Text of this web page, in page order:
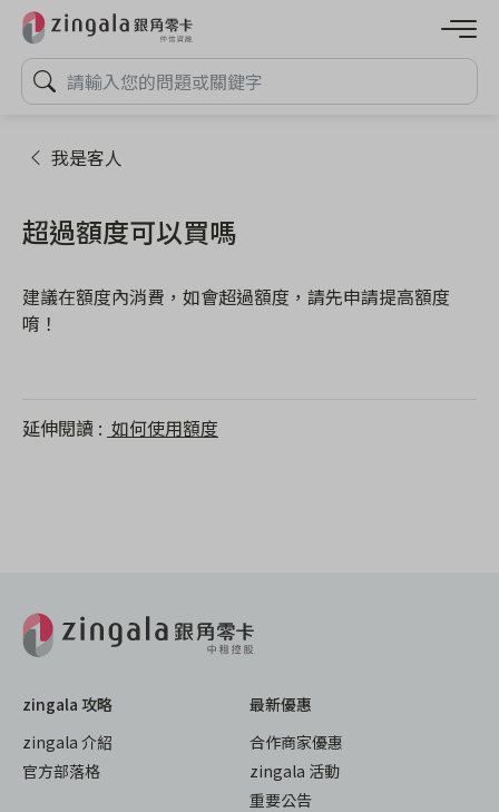
我是客人
超過額度可以買嗎
建議在額度內消費，如會超過額度，請先申請提高額度
唷！
延伸閱讀 如何使用額度
zingala 攻略
zingala 介紹
官方部落格
最新優惠
合作商家優惠
zingala 活動
重要公告